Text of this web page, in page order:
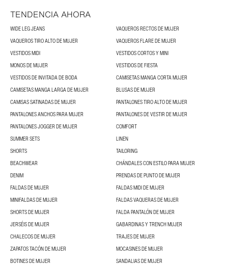
TENDENCIA AHORA
WIDE LEG JEANS
VAQUEROS RECTOS DE MUJER
VAQUEROS TIRO ALTO DE MUJER
VAQUEROS FLARE DE MUJER
VESTIDOS MIDI
VESTIDOS CORTOS Y MINI
MONOS DE MUJER
VESTIDOS DE FIESTA
VESTIDOS DE INVITADA DE BODA
CAMISETAS MANGA CORTA MUJER
CAMISETAS MANGA LARGA DE MUJER
BLUSAS DE MUJER
CAMISAS SATINADAS DE MUJER
PANTALONES TIRO ALTO DE MUJER
PANTALONES ANCHOS PARA MUJER
PANTALONES DE VESTIR DE MUJER
PANTALONES JOGGER DE MUJER
COMFORT
SUMMER SETS
LINEN
SHORTS
TAILORING
BEACHWEAR
CHÁNDALES CON ESTILO PARA MUJER
DENIM
PRENDAS DE PUNTO DE MUJER
FALDAS DE MUJER
FALDAS MIDI DE MUJER
MINIFALDAS DE MUJER
FALDAS VAQUERAS DE MUJER
SHORTS DE MUJER
FALDA PANTALÓN DE MUJER
JERSÉIS DE MUJER
GABARDINAS Y TRENCH MUJER
CHALECOS DE MUJER
TRAJES DE MUJER
ZAPATOS TACÓN DE MUJER
MOCASINES DE MUJER
BOTINES DE MUJER
SANDALIAS DE MUJER